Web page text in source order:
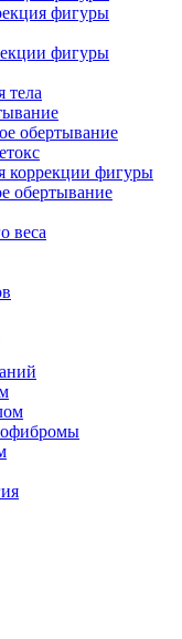
фигуры
фигуры
тела
обертывание
коррекции фигуры
обертывание
веса